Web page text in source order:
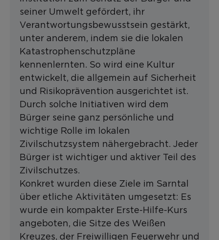
seiner Umwelt gefördert, ihr
Verantwortungsbewusstsein gestärkt,
unter anderem, indem sie die lokalen
Katastrophenschutzpläne
kennenlernten. So wird eine Kultur
entwickelt, die allgemein auf Sicherheit
und Risikoprävention ausgerichtet ist.
Durch solche Initiativen wird dem
Bürger seine ganz persönliche und
wichtige Rolle im lokalen
Zivilschutzsystem nähergebracht. Jeder
Bürger ist wichtiger und aktiver Teil des
Zivilschutzes.
Konkret wurden diese Ziele im Sarntal
über etliche Aktivitäten umgesetzt: Es
wurde ein kompakter Erste-Hilfe-Kurs
angeboten, die Sitze des Weißen
Kreuzes, der Freiwilligen Feuerwehr und